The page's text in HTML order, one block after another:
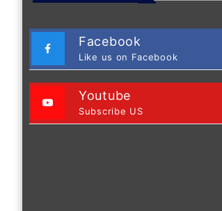
Facebook
Like us on Facebook
Youtube
Subscribe US